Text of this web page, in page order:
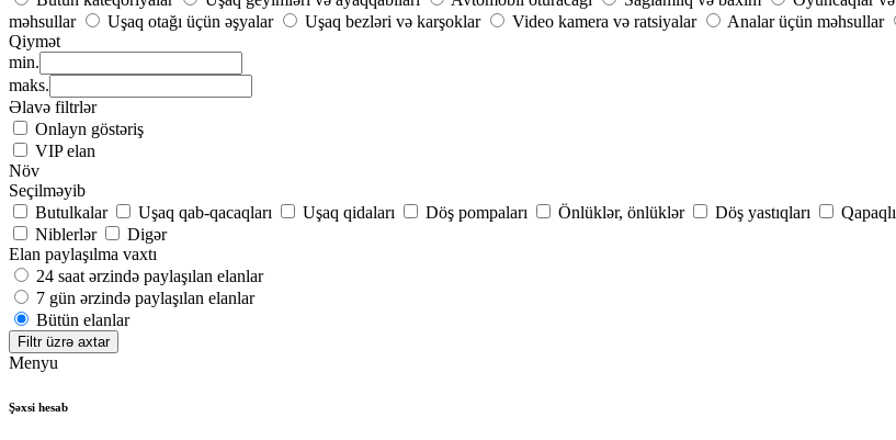
məhsullar
Uşaq otağı üçün əşyalar Uşaq bezləri və karşoklar Video kamera və ratsiyalar Analar üçün məhsullar
Qiymət
min.
maks.
Əlavə filtrlər
Onlayn göstəriş
VIP elan
Növ
Seçilməyib
Butulkalar
Uşaq qab-qacaqları Uşaq qidaları Döş pompaları Önlüklər, önlüklər Döş yastıqları
Niblerlər
Digər
Elan paylaşılma vaxtı
24 saat ərzində paylaşılan elanlar
7 gün ərzində paylaşılan elanlar
Bütün elanlar
Filtr üzrə axtar
Menyu
Şəxsi hesab